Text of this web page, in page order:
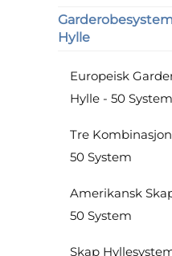
Hylle
Europeisk
Hylle - 50 System
Tre
50 System
Amerikansk
50 System
Skap